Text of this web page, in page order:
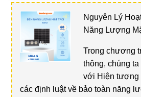
Nguyên Lý
Năng Lượng
Trong chương
thông, chúng
với Hiện tượng
các định luật về bảo toàn năng